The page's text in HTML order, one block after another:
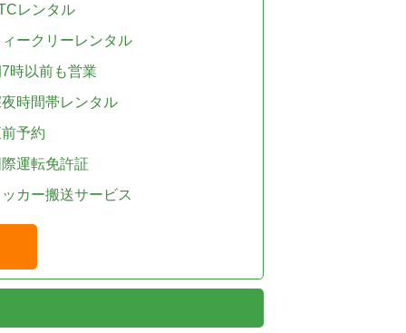
レンタル
ークリーレンタル
時以前も営業
時間帯レンタル
予約
運転免許証
カー搬送サービス